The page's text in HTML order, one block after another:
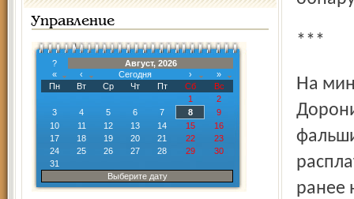
Управление
?
Август, 2026
«
‹ Сегодня ›
»
Пн
Вт Ср Чт Пт Сб
Вс
1
2
3
4 5 6 7 8
9
10
11 12 13 14 15
16
17
18 19 20 21 22
23
24
25 26 27 28 29
30
31
Выберите дату
***
На мини-рынке «Суздальская ярмарка» по улице
ранее